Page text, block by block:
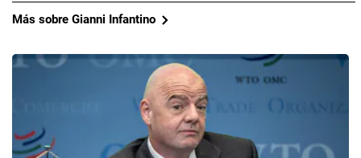
Más sobre Gianni Infantino